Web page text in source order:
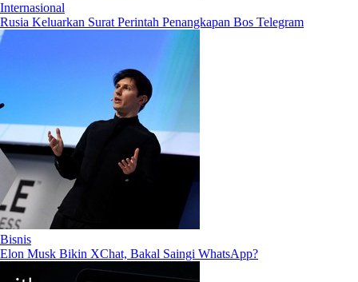
Internasional
Rusia Keluarkan Surat Perintah Penangkapan Bos Telegram
Bisnis
Elon Musk Bikin XChat, Bakal Saingi WhatsApp?